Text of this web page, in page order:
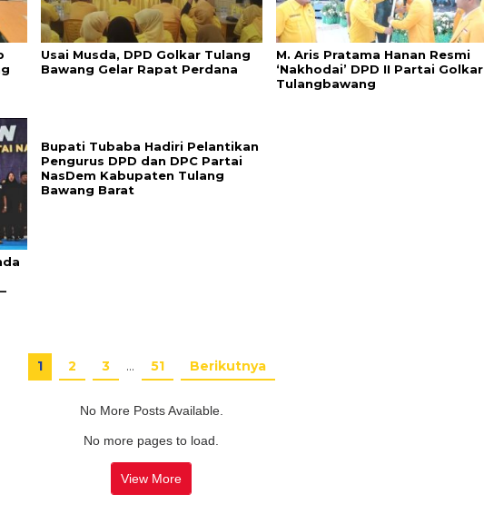
Usai Musda, DPD Golkar Tulang
Bawang Gelar Rapat Perdana
M. Aris Pratama Hanan Resmi
‘Nakhodai’ DPD II Partai Golkar
Tulangbawang
Bupati Tubaba Hadiri Pelantikan
Pengurus DPD dan DPC Partai
NasDem Kabupaten Tulang
Bawang Barat
1 2 3 … 51 Berikutnya
No More Posts Available.
No more pages to load.
View More